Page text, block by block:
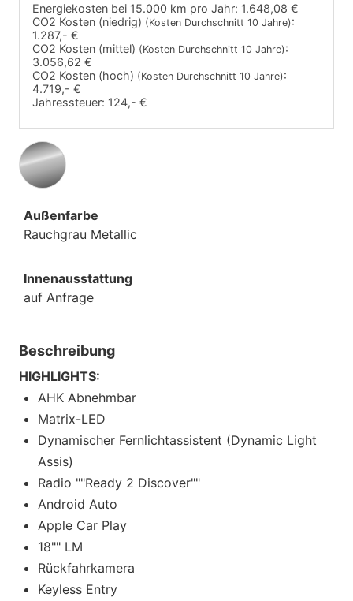
Energiekosten bei 15.000 km pro Jahr: 1.648,08 €
CO2 Kosten (niedrig) (Kosten Durchschnitt 10 Jahre):
1.287,- €
CO2 Kosten (mittel) (Kosten Durchschnitt 10 Jahre):
3.056,62 €
CO2 Kosten (hoch) (Kosten Durchschnitt 10 Jahre):
4.719,- €
Jahressteuer: 124,- €
Außenfarbe
Rauchgrau Metallic
Innenausstattung
auf Anfrage
Beschreibung
HIGHLIGHTS:
AHK Abnehmbar
Matrix-LED
Dynamischer Fernlichtassistent (Dynamic Light
Assis)
Radio ""Ready 2 Discover""
Android Auto
Apple Car Play
18"" LM
Rückfahrkamera
Keyless Entry